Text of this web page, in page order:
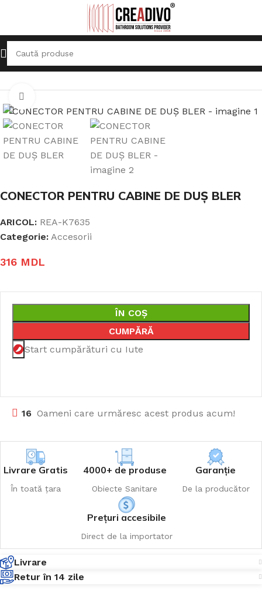
Prima pagină Accesorii
CONECTOR PENTRU CABINE DE DUȘ BLER
ARICOL: REA-K7635
Categorie: Accesorii
316 MDL
ÎN COȘ
CUMPĂRĂ
Start cumpărături cu Iute
16 Oameni care urmăresc acest produs acum!
Livrare Gratis
În toată țara
4000+ de produse
Obiecte Sanitare
Garanție
De la producător
Prețuri accesibile
Direct de la importator
Livrare
Retur în 14 zile